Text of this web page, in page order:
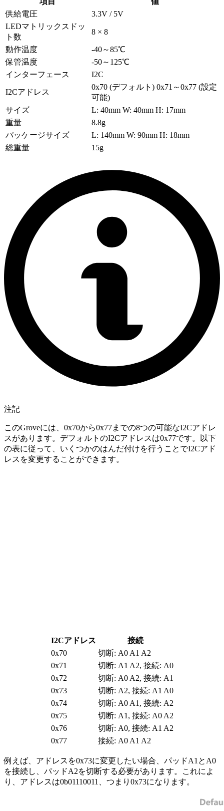
供給電圧
3.3V / 5V
LEDマトリックスドッ
ト数
8 × 8
動作温度
-40～85℃
保管温度
-50～125℃
インターフェース
I2C
I2Cアドレス
0x70 (デフォルト) 0x71～0x77 (設定
可能)
サイズ
L: 40mm W: 40mm H: 17mm
重量
8.8g
パッケージサイズ
L: 140mm W: 90mm H: 18mm
総重量
15g
注記
このGroveには、0x70から0x77までの8つの可能なI2Cアドレ
スがあります。デフォルトのI2Cアドレスは0x77です。以下
の表に従って、いくつかのはんだ付けを行うことでI2Cアド
レスを変更することができます。
I2Cアドレス
接続
0x70
切断: A0 A1 A2
0x71
切断: A1 A2, 接続: A0
0x72
切断: A0 A2, 接続: A1
0x73
切断: A2, 接続: A1 A0
0x74
切断: A0 A1, 接続: A2
0x75
切断: A1, 接続: A0 A2
0x76
切断: A0, 接続: A1 A2
0x77
接続: A0 A1 A2
例えば、アドレスを0x73に変更したい場合、パッドA1とA0
を接続し、パッドA2を切断する必要があります。これによ
り、アドレスは0b01110011、つまり0x73になります。